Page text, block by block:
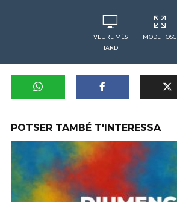
VEURE MÉS
TARD
MODE FOSC
POTSER TAMBÉ T'INTERESSA